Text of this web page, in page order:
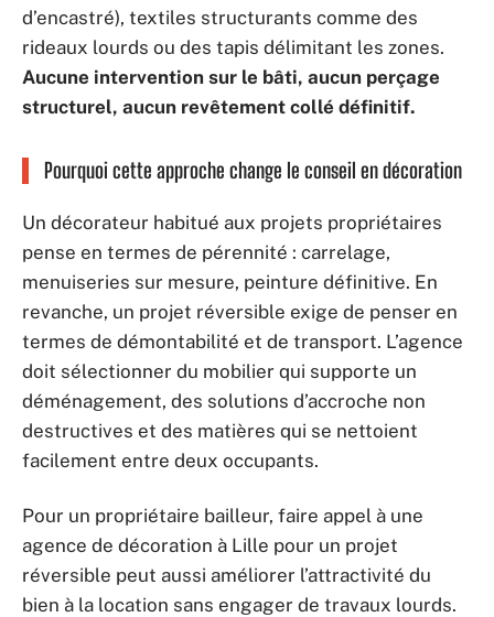
d’encastré), textiles structurants comme des
rideaux lourds ou des tapis délimitant les zones.
Aucune intervention sur le bâti, aucun perçage
structurel, aucun revêtement collé définitif.
Pourquoi cette approche change le conseil en décoration
Un décorateur habitué aux projets propriétaires
pense en termes de pérennité : carrelage,
menuiseries sur mesure, peinture définitive. En
revanche, un projet réversible exige de penser en
termes de démontabilité et de transport. L’agence
doit sélectionner du mobilier qui supporte un
déménagement, des solutions d’accroche non
destructives et des matières qui se nettoient
facilement entre deux occupants.
Pour un propriétaire bailleur, faire appel à une
agence de décoration à Lille pour un projet
réversible peut aussi améliorer l’attractivité du
bien à la location sans engager de travaux lourds.